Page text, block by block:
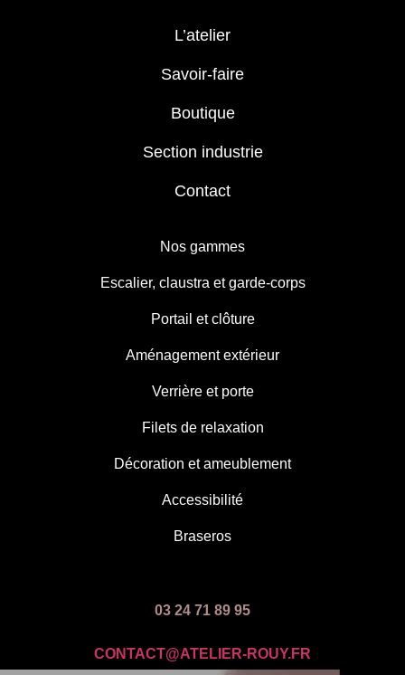
L’atelier
Savoir-faire
Boutique
Section industrie
Contact
Nos gammes
Escalier, claustra et garde-corps
Portail et clôture
Aménagement extérieur
Verrière et porte
Filets de relaxation
Décoration et ameublement
Accessibilité
Braseros
03 24 71 89 95
CONTACT@ATELIER-ROUY.FR